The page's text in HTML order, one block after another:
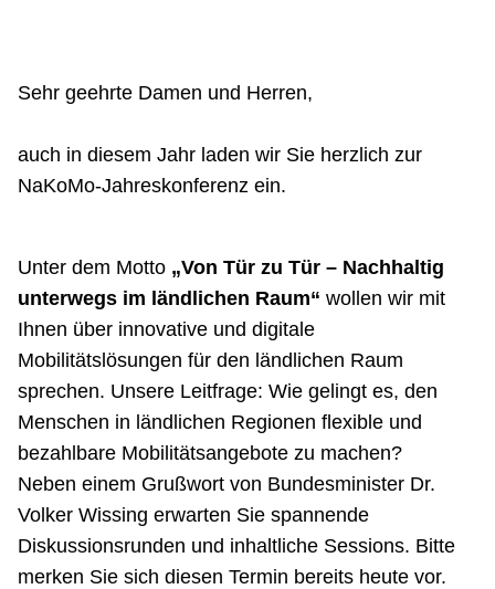
Sehr geehrte Damen und Herren,
auch in diesem Jahr laden wir Sie herzlich zur
NaKoMo-Jahreskonferenz ein.
Unter dem Motto „Von Tür zu Tür – Nachhaltig
unterwegs im ländlichen Raum“ wollen wir mit
Ihnen über innovative und digitale
Mobilitätslösungen für den ländlichen Raum
sprechen. Unsere Leitfrage: Wie gelingt es, den
Menschen in ländlichen Regionen flexible und
bezahlbare Mobilitätsangebote zu machen?
Neben einem Grußwort von Bundesminister Dr.
Volker Wissing erwarten Sie spannende
Diskussionsrunden und inhaltliche Sessions. Bitte
merken Sie sich diesen Termin bereits heute vor.